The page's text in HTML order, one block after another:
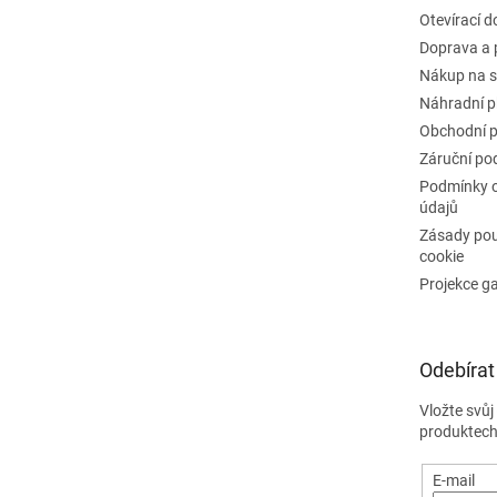
Otevírací
Doprava a
Nákup na
Náhradní
Obchodní
Záruční
Podmínky
údajů
Zásady
cookie
Projekce
Vložte
E-mail